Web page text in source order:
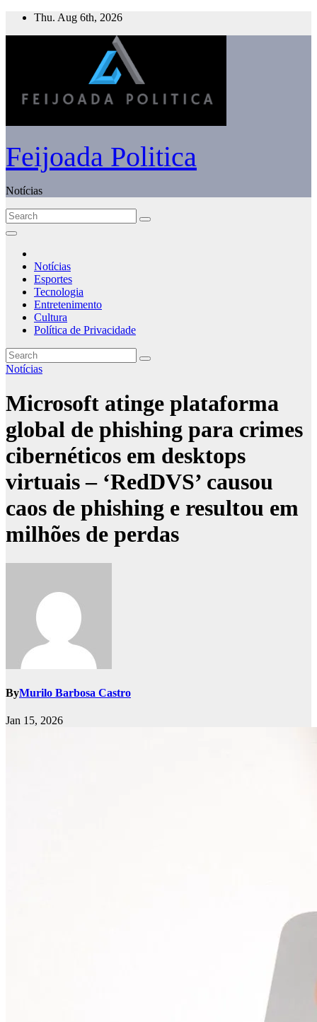
Skip
Thu. Aug 6th, 2026
Feijoada Politica
Notícias
Notícias
Esportes
Tecnologia
Entretenimento
Cultura
Política de Privacidade
Notícias
Microsoft atinge plataforma
global de phishing para crimes
cibernéticos em desktops
virtuais – ‘RedDVS’ causou
caos de phishing e resultou em
milhões de perdas
ByMurilo Barbosa Castro
Jan 15, 2026